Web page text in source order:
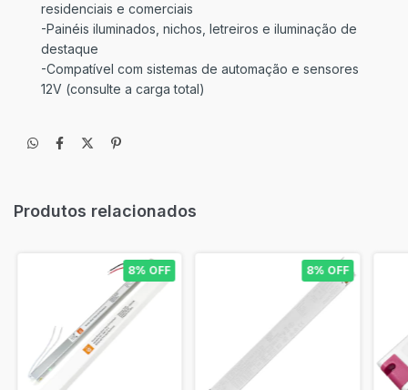
residenciais e comerciais
-Painéis iluminados, nichos, letreiros e iluminação de
destaque
-Compatível com sistemas de automação e sensores
12V (consulte a carga total)
Produtos relacionados
8% OFF 8% OFF